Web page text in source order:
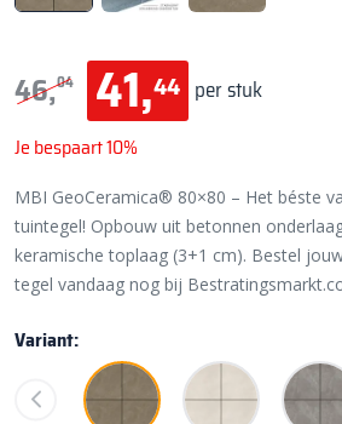
46,04 41,44 per stuk
Je bespaart 10%
MBI GeoCeramica® 80×80 – Het béste
tuintegel! Opbouw uit betonnen
keramische toplaag (3+1 cm). Bestel
tegel vandaag nog bij
Variant: